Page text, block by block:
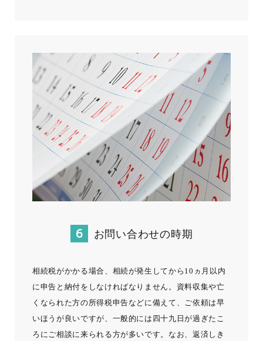
お問い合わせの時期
相続税がかかる場合、相続が発生してから10ヵ月以内
に申告と納付をしなければなりません。資料収集や亡
くなられた方の所得税申告などに備えて、ご依頼は早
いほうが良いですが、一般的には四十九日が過ぎたこ
ろにご相談に来られる方が多いです。なお、返済しき